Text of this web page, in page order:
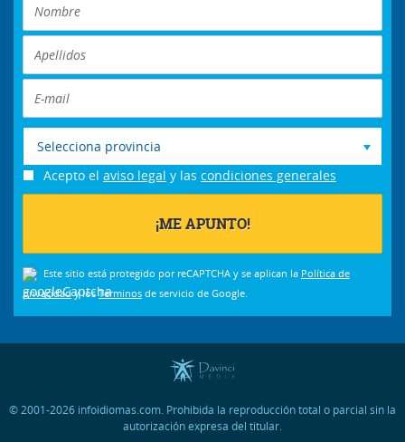
Selecciona provincia
Acepto el aviso legal y las condiciones generales
Este sitio está protegido por reCAPTCHA y se aplican la Política de
privacidady losTérminos de servicio de Google.
© 2001-2026 infoidiomas.com. Prohibida la reproducción total o parcial sin la
autorización expresa del titular.